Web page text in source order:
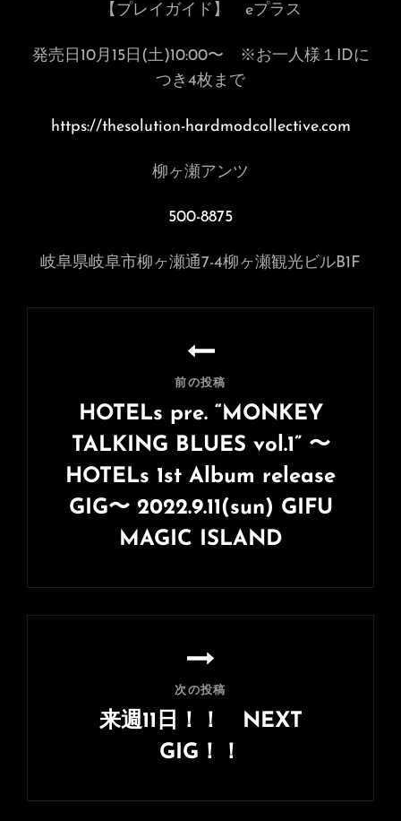
【プレイガイド】 eプラス
発売日10月15日(土)10:00〜 ※お一人様１IDに
つき4枚まで
https://thesolution-hardmodcollective.com
柳ヶ瀬アンツ
500-8875
岐阜県岐阜市柳ヶ瀬通7-4柳ヶ瀬観光ビルB1F
前の投稿
HOTELs pre. “MONKEY
TALKING BLUES vol.1” 〜
HOTELs 1st Album release
GIG〜 2022.9.11(sun) GIFU
MAGIC ISLAND
の
投
次の投稿
来週11日！！ NEXT
GIG！！
の